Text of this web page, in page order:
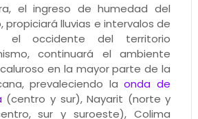
el ingreso de humedad del
propiciará lluvias e intervalos de
el occidente del territorio
continuará el ambiente
en la mayor parte de la
prevaleciendo laonda de
(centro y sur), Nayarit (norte y
sur y suroeste), Colima